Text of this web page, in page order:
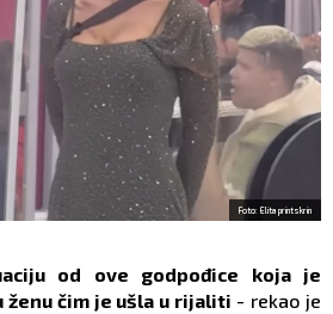
Foto: Elita printskrin
od ove godpođice koja je
ženu čim je ušla u rijaliti - rekao je